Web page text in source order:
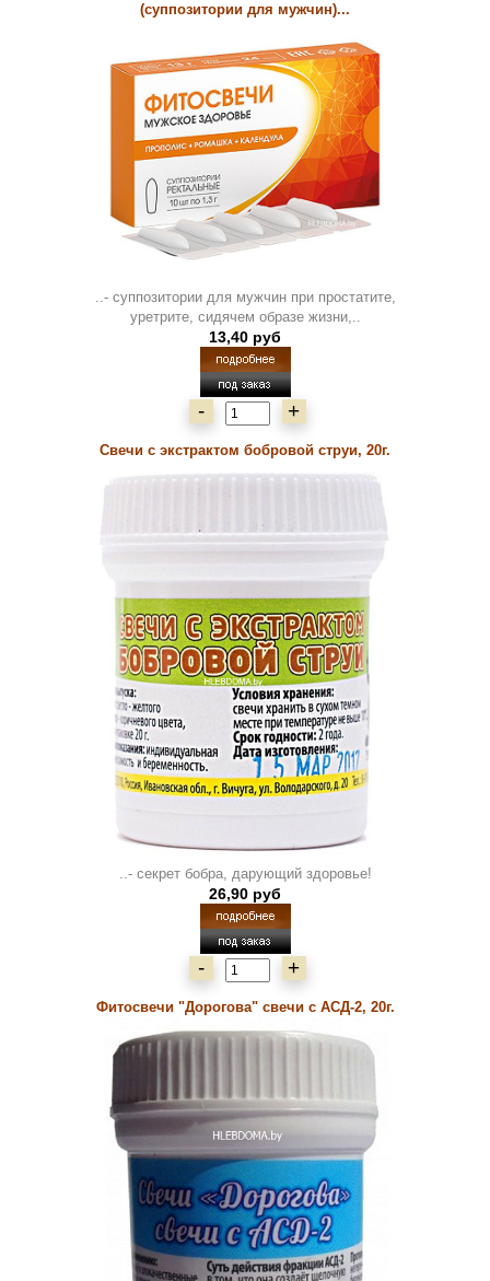
(суппозитории для мужчин)...
..- суппозитории для мужчин при простатите,
уретрите, сидячем образе жизни,..
13,40 руб
- +
Свечи с экстрактом бобровой струи, 20г.
..- секрет бобра, дарующий здоровье!
26,90 руб
- +
Фитосвечи "Дорогова" свечи с АСД-2, 20г.